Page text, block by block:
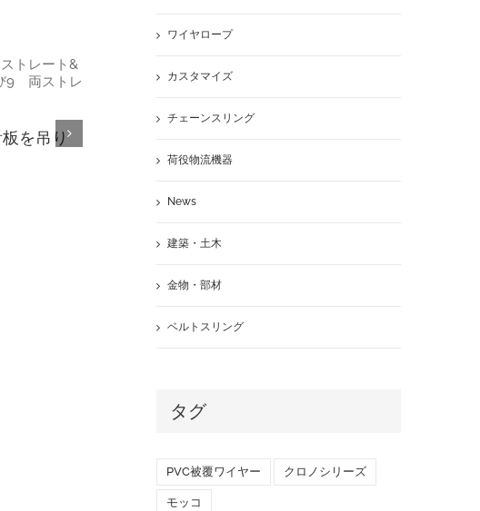
を吊り
防波堤工事でブロックをしっ
7月 1st, 2024 | 0 Comments
ワイヤロープ
カスタマイズ
チェーンスリング
荷役物流機器
News
建築・土木
金物・部材
ベルトスリング
タグ
PVC被覆ワイヤー クロノシリーズ
モッコ